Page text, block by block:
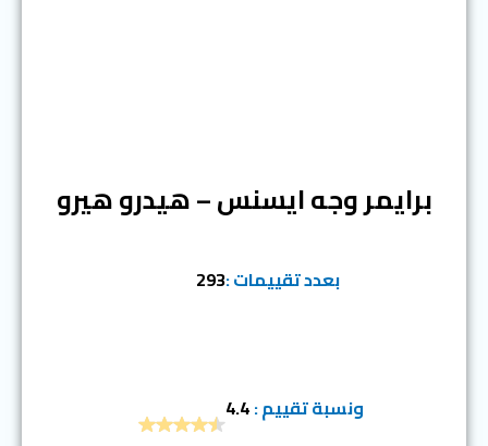
برايمر وجه ايسنس – هيدرو هيرو
بعدد تقييمات :293
ونسبة تقييم :4.4